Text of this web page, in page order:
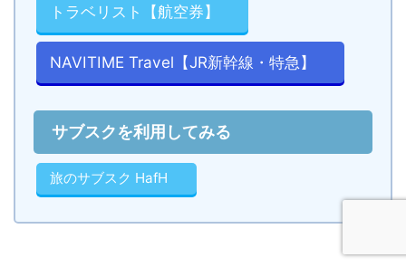
トラベリスト【航空券】
NAVITIME Travel【JR新幹線・特急】
サブスクを利用してみる
旅のサブスク HafH